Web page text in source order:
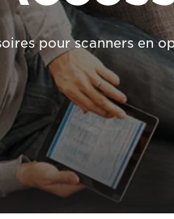
pour scanners en